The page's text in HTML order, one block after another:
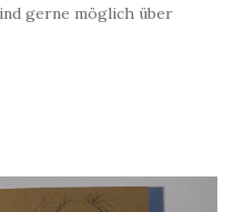
gerne möglich über